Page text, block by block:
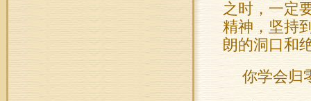
之时，一定
精神，坚持
朗的洞口和
你学会归